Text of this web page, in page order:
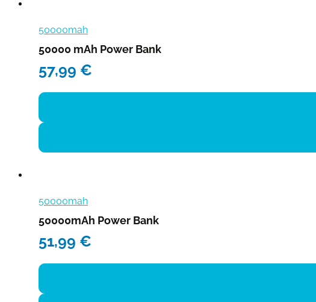
50000mah
50000 mAh Power Bank
57,99 €
50000mah
50000mAh Power Bank
51,99 €